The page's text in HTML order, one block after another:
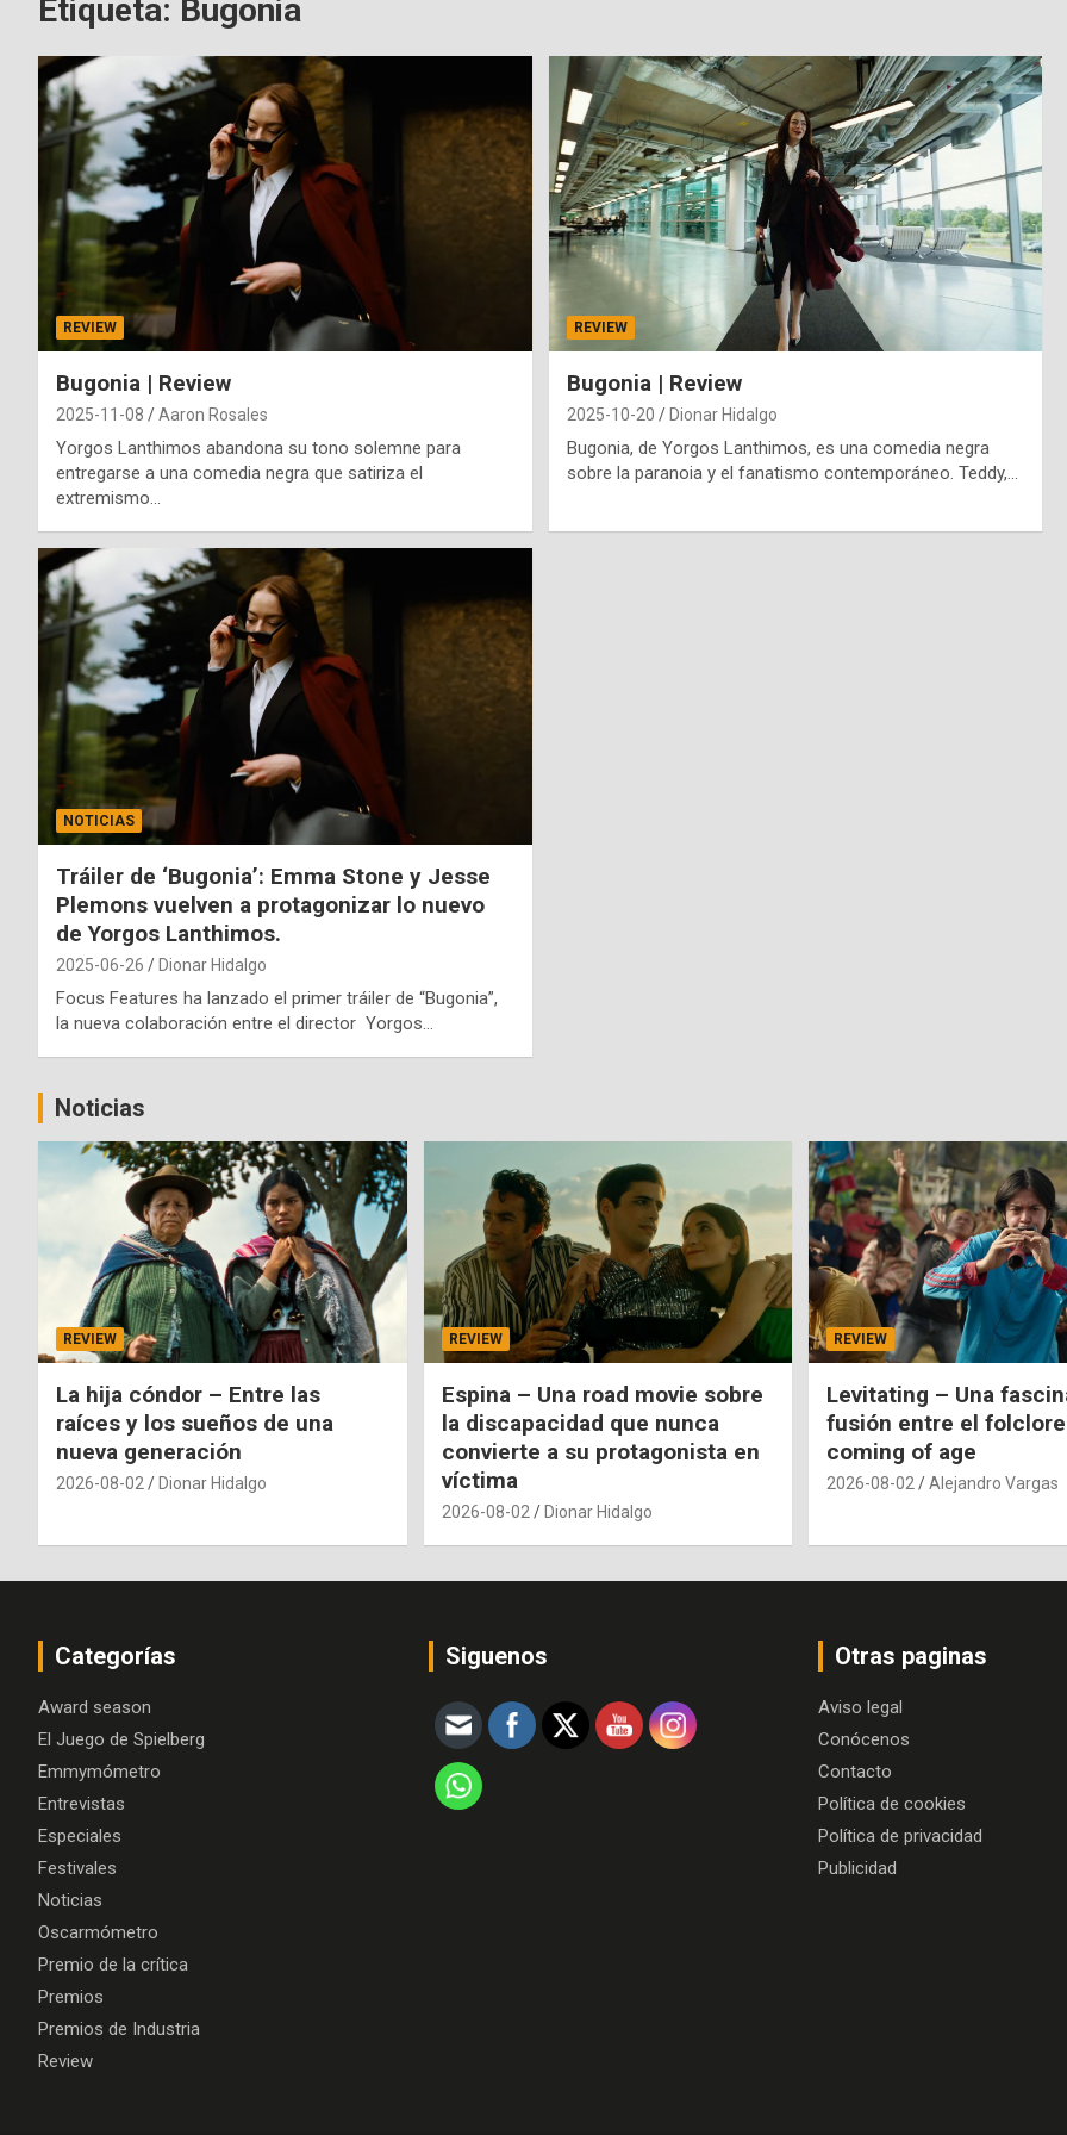
Etiqueta: Bugonia
REVIEW
Bugonia | Review
2025-11-08 Aaron Rosales
Yorgos Lanthimos abandona su tono solemne para
entregarse a una comedia negra que satiriza el
extremismo…
REVIEW
Bugonia | Review
2025-10-20 Dionar Hidalgo
Bugonia, de Yorgos Lanthimos, es una comedia negra
sobre la paranoia y el fanatismo contemporáneo. Teddy,…
NOTICIAS
Tráiler de ‘Bugonia’: Emma Stone y Jesse
Plemons vuelven a protagonizar lo nuevo
de Yorgos Lanthimos.
2025-06-26 Dionar Hidalgo
Focus Features ha lanzado el primer tráiler de “Bugonia”,
la nueva colaboración entre el director Yorgos…
Noticias
REVIEW
La hija cóndor – Entre las
raíces y los sueños de una
nueva generación
2026-08-02 Dionar Hidalgo
REVIEW
Espina – Una road movie sobre
la discapacidad que nunca
convierte a su protagonista en
víctima
2026-08-02 Dionar Hidalgo
REVIEW
Levitating – Una
fusión entre el
coming of age
2026-08-02 Alejandro Vargas
Categorías
Award season
El Juego de Spielberg
Emmymómetro
Entrevistas
Especiales
Festivales
Noticias
Oscarmómetro
Premio de la crítica
Premios
Premios de Industria
Review
Siguenos Otras paginas
Aviso legal
Conócenos
Contacto
Política de cookies
Política de privacidad
Publicidad